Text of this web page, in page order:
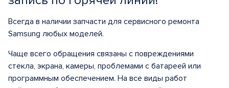
Всегда в наличии запчасти для сервисного ремонта
Samsung любых моделей.
Чаще всего обращения связаны с повреждениями
стекла, экрана, камеры, проблемами с батареей или
программным обеспечением. На все виды работ